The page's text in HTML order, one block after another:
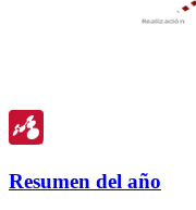
Resumen del año